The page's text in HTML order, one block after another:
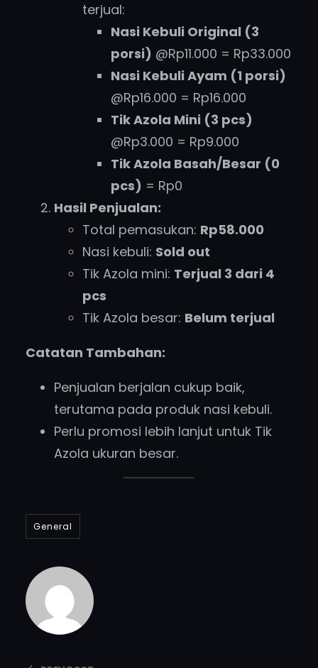
terjual:
Nasi Kebuli Original (3
porsi) @Rp11.000 = Rp33.000
Nasi Kebuli Ayam (1 porsi)
@Rp16.000 = Rp16.000
Tik Azola Mini (3 pcs)
@Rp3.000 = Rp9.000
Tik Azola Basah/Besar (0
pcs) = Rp0
Hasil Penjualan:
Total pemasukan: Rp58.000
Nasi kebuli: Sold out
Tik Azola mini: Terjual 3 dari 4
pcs
Tik Azola besar: Belum terjual
Catatan Tambahan:
Penjualan berjalan cukup baik,
terutama pada produk nasi kebuli.
Perlu promosi lebih lanjut untuk Tik
Azola ukuran besar.
General